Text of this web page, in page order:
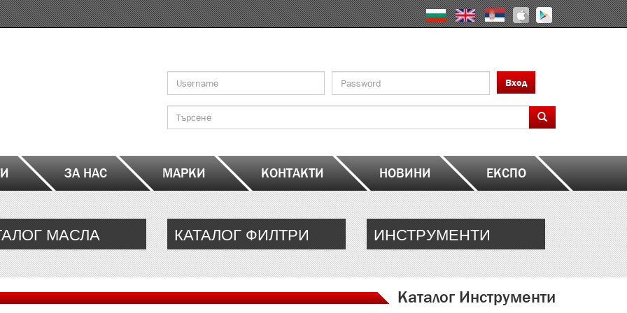
Вход
Search
ЗА НАС МАРКИ КОНТАКТИ НОВИНИ ЕКСПО
МАСЛА КАТАЛОГ ФИЛТРИ ИНСТРУМЕНТИ
Каталог Инструменти